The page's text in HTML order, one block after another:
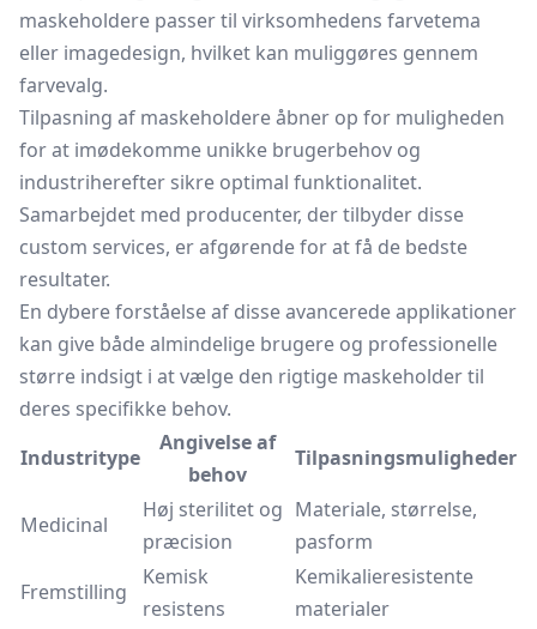
maskeholdere passer til virksomhedens farvetema
eller imagedesign, hvilket kan muliggøres gennem
farvevalg.
Tilpasning af maskeholdere åbner op for muligheden
for at imødekomme unikke brugerbehov og
industriherefter sikre optimal funktionalitet.
Samarbejdet med producenter, der tilbyder disse
custom services, er afgørende for at få de bedste
resultater.
En dybere forståelse af disse avancerede applikationer
kan give både almindelige brugere og professionelle
større indsigt i at vælge den rigtige maskeholder til
deres specifikke behov.
Industritype
Angivelse af
behov
Tilpasningsmuligheder
Medicinal
Høj sterilitet og
præcision
Materiale, størrelse,
pasform
Fremstilling
Kemisk
resistens
Kemikalieresistente
materialer